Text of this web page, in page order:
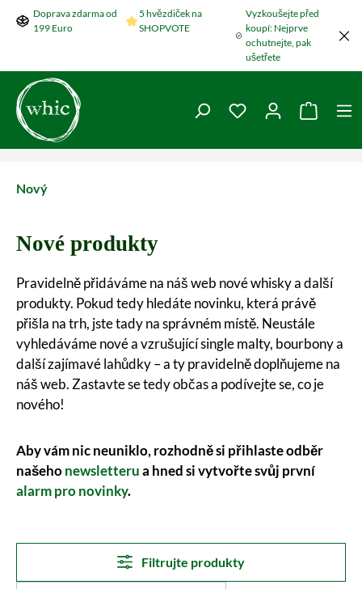
Přeskočit na hlavní obsah
Doprava zdarma od
199 Euro
5 hvězdiček na
SHOPVOTE
Vyzkoušejte před
koupí: Nejprve
ochutnejte, pak
ušetřete
Máte 0 položky v
Nový
Nové produkty
Pravidelně přidáváme na náš web nové whisky a další
produkty. Pokud tedy hledáte novinku, která právě
přišla na trh, jste tady na správném místě. Neustále
vyhledáváme nové a vzrušující single malty, bourbony a
další zajímavé lahůdky – a ty pravidelně doplňujeme na
náš web. Zastavte se tedy občas a podívejte se, co je
nového!
Aby vám nic neuniklo, rozhodně si přihlaste odběr
našehonewsletterua hned si vytvořte svůj první
alarm pro novinky.
Filtrujte produkty